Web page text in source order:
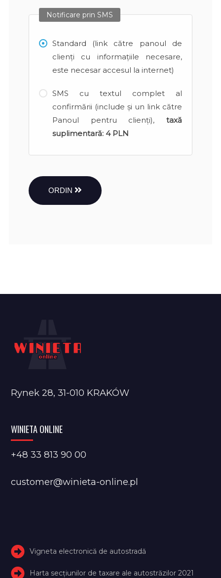
Notificare prin SMS
Standard (link către panoul de
clienți cu informațiile necesare,
este necesar accesul la internet)
SMS cu textul complet al
confirmării (include și un link către
Panoul pentru clienți), taxă
suplimentară: 4 PLN
ORDIN
Rynek 28, 31-010 KRAKÓW
WINIETA ONLINE
+48 33 813 90 00
customer@winieta-online.pl
Vigneta electronică de autostradă
Harta secțiunilor de taxare ale autostrăzilor 2021